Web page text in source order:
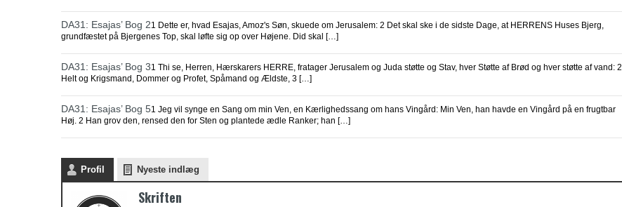
DA31: Esajas’ Bog 21 Dette er, hvad Esajas, Amoz's Søn, skuede om Jerusalem: 2 Det skal ske i de sidste Dage, at HERRENS Huses Bjerg,
grundfæstet på Bjergenes Top, skal løfte sig op over Højene. Did skal […]
DA31: Esajas’ Bog 31 Thi se, Herren, Hærskarers HERRE, fratager Jerusalem og Juda støtte og Stav, hver Støtte af Brød og hver støtte af vand: 2
Helt og Krigsmand, Dommer og Profet, Spåmand og Ældste, 3 […]
DA31: Esajas’ Bog 51 Jeg vil synge en Sang om min Ven, en Kærlighedssang om hans Vingård: Min Ven, han havde en Vingård på en frugtbar
Høj. 2 Han grov den, rensed den for Sten og plantede ædle Ranker; han […]
Profil Nyeste indlæg
Skriften